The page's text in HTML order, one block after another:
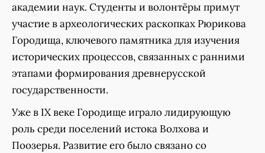
академии наук. Студенты и волонтёры примут
участие в археологических раскопках Рюрикова
Городища, ключевого памятника для изучения
исторических процессов, связанных с ранними
этапами формирования древнерусской
государственности.
Уже в IX веке Городище играло лидирующую
роль среди поселений истока Волхова и
Поозерья. Развитие его было связано со